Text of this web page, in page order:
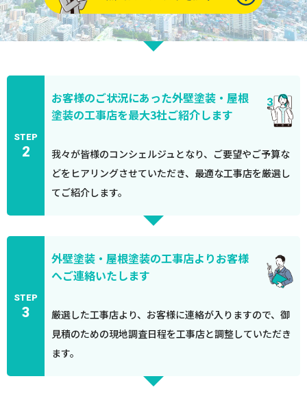
STEP
2
お客様のご状況にあった外壁塗装・屋根
塗装の工事店を最大3社ご紹介します
我々が皆様のコンシェルジュとなり、ご要望やご予算な
どをヒアリングさせていただき、最適な工事店を厳選し
てご紹介します。
STEP
3
外壁塗装・屋根塗装の工事店よりお客様
へご連絡いたします
厳選した工事店より、お客様に連絡が入りますので、御
見積のための現地調査日程を工事店と調整していただき
ます。